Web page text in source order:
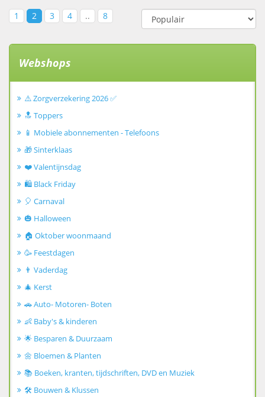
1 2 3 4 .. 8
Webshops
⚠️ Zorgverzekering 2026 ✅
🔝 Toppers
📱 Mobiele abonnementen - Telefoons
🎁 Sinterklaas
❤️ Valentijnsdag
🛍️ Black Friday
🎈 Carnaval
🎃 Halloween
🏠 Oktober woonmaand
🥳 Feestdagen
👨 Vaderdag
🎄 Kerst
🚗 Auto- Motoren- Boten
👶 Baby's & kinderen
🌟 Besparen & Duurzaam
🌼 Bloemen & Planten
📚 Boeken, kranten, tijdschriften, DVD en Muziek
🛠️ Bouwen & Klussen